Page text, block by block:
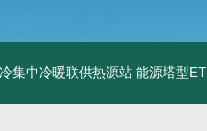
集中冷暖联供热源站 能源塔型